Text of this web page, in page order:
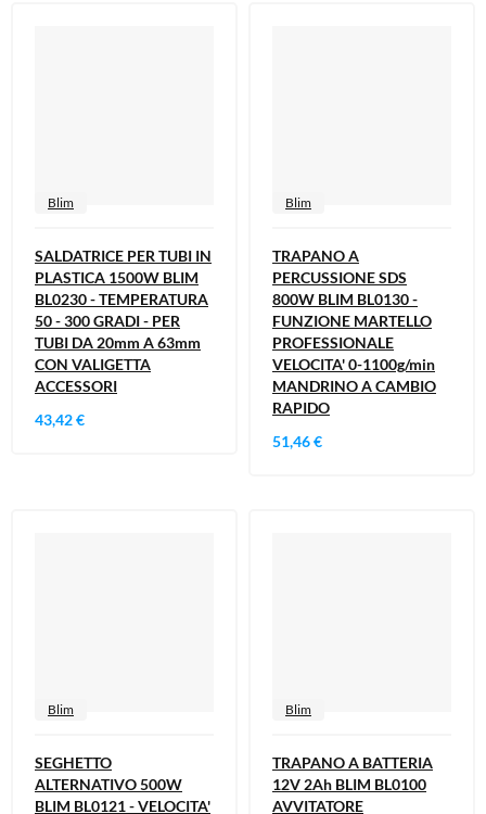
Blim
SALDATRICE PER TUBI IN
PLASTICA 1500W BLIM
BL0230 - TEMPERATURA
50 - 300 GRADI - PER
TUBI DA 20mm A 63mm
CON VALIGETTA
ACCESSORI
43,42 €
Blim
TRAPANO A
PERCUSSIONE SDS
800W BLIM BL0130 -
FUNZIONE MARTELLO
PROFESSIONALE
VELOCITA' 0-1100g/min
MANDRINO A CAMBIO
RAPIDO
51,46 €
Blim
SEGHETTO
ALTERNATIVO 500W
BLIM BL0121 - VELOCITA'
Blim
TRAPANO A BATTERIA
12V 2Ah BLIM BL0100
AVVITATORE